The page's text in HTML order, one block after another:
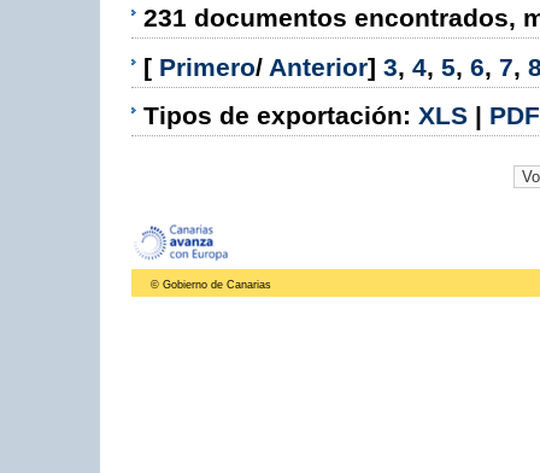
231 documentos encontrados,
[ Primero/ Anterior] 3, 4, 5, 6, 7,
Tipos de exportación: XLS | PDF
© Gobierno de Canarias